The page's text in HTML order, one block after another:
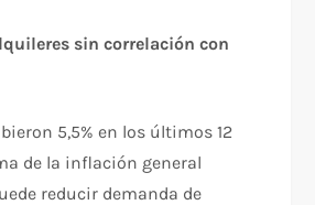
sin correlación con
5,5% en los últimos 12
de la inflación general
reducir demanda de